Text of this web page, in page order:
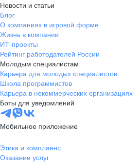
Новости и статьи
Блог
О компаниях в игровой форме
Жизнь в компании
ИТ-проекты
Рейтинг работодателей России
Молодым специалистам
Карьера для молодых специалистов
Школа программистов
Карьера в некоммерческих организациях
Боты для уведомлений
Мобильное приложение
Этика и комплаенс
Оказание услуг